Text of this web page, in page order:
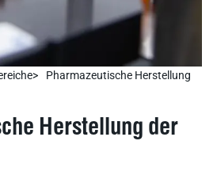
Pharmazeutische Herstellung
Herstellung der